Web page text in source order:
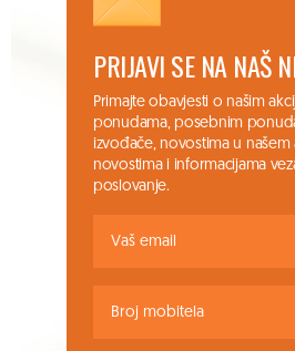
PRIJAVI SE NA NAŠ
Primajte obavjesti o našim
ponudama, posebnim
izvođače, novostima u našem
novostima i informacijama
poslovanje.